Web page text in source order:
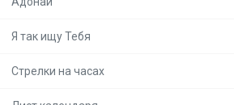
Я так ищу Тебя
Стрелки на часах